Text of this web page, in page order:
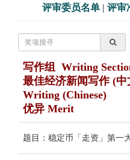
评审委员名单 | 评审
写作组 Writing
最佳经济新闻写作 (中
Writing (Chinese)
优异 Merit
题目：稳定币「走资」第一